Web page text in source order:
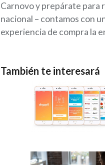
Carnovo y prepárate para
nacional – contamos con
experiencia de compra la
También te interesará